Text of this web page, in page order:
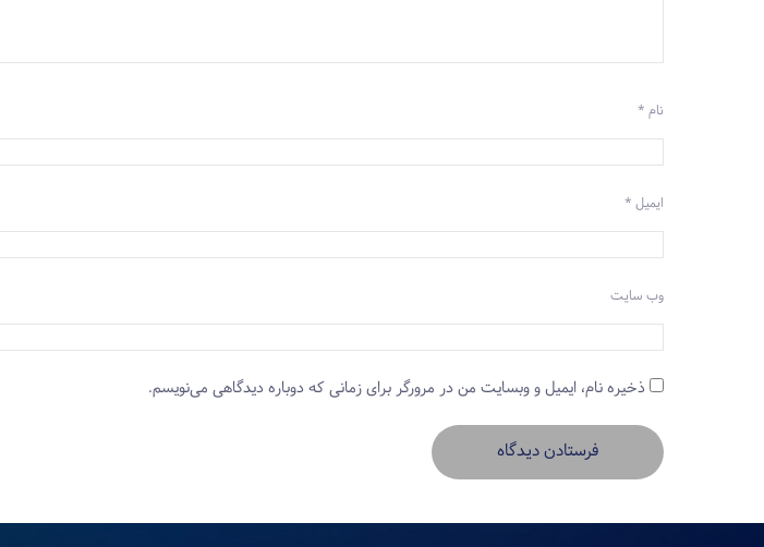
نام *
ایمیل *
وب‌ سایت
ذخیره نام، ایمیل و وبسایت من در مرورگر برای زمانی که دوباره دیدگاهی می‌نویسم.